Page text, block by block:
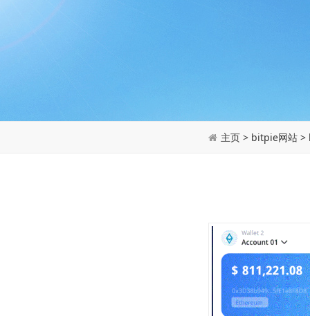
主页 > bitpie网站 >